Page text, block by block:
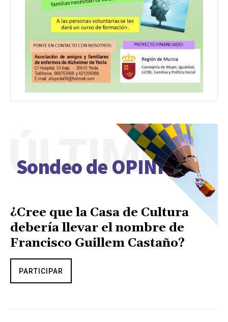
Sondeo de OPINIÓN
ÚLTIMO
¿Cree que la Casa de Cultura
debería llevar el nombre de
Francisco Guillem Castaño?
PARTICIPAR